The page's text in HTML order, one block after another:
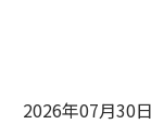
2026年07月30日